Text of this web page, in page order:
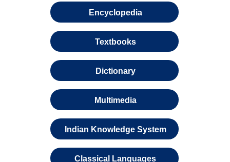
Encyclopedia
Textbooks
Dictionary
Multimedia
Indian Knowledge System
Classical Languages